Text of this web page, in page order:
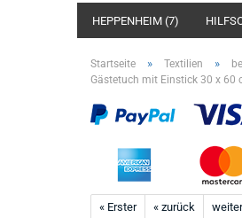
HEPPENHEIM (7)
Startseite » Textilien »
Gästetuch mit Einstick 30 x 60
« Erster « zurück